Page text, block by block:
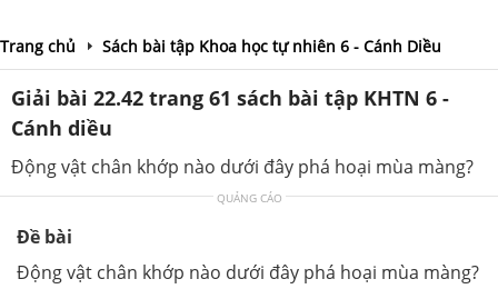
Trang chủ Sách bài tập Khoa học tự nhiên 6 - Cánh Diều
Giải bài 22.42 trang 61 sách bài tập KHTN 6 -
Cánh diều
Động vật chân khớp nào dưới đây phá hoại mùa màng?
QUẢNG CÁO
Đề bài
Động vật chân khớp nào dưới đây phá hoại mùa màng?